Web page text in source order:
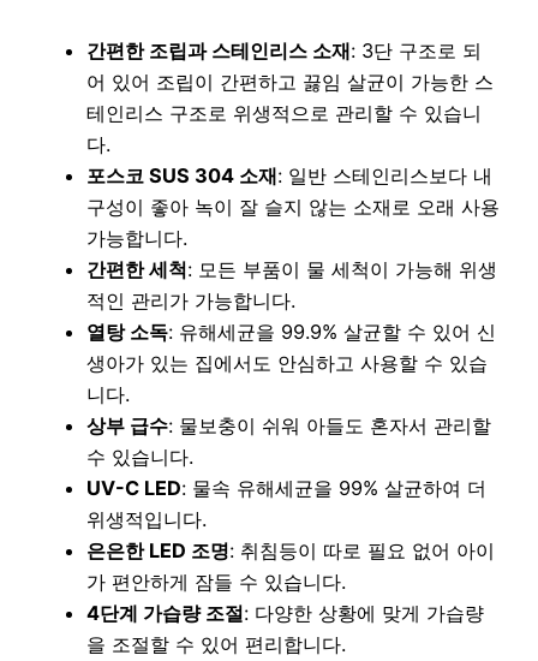
간편한 조립과 스테인리스 소재: 3단 구조로 되
어 있어 조립이 간편하고 끓임 살균이 가능한 스
테인리스 구조로 위생적으로 관리할 수 있습니
다.
포스코 SUS 304 소재: 일반 스테인리스보다 내
구성이 좋아 녹이 잘 슬지 않는 소재로 오래 사용
가능합니다.
간편한 세척: 모든 부품이 물 세척이 가능해 위생
적인 관리가 가능합니다.
열탕 소독: 유해세균을 99.9% 살균할 수 있어 신
생아가 있는 집에서도 안심하고 사용할 수 있습
니다.
상부 급수: 물보충이 쉬워 아들도 혼자서 관리할
수 있습니다.
UV-C LED: 물속 유해세균을 99% 살균하여 더
위생적입니다.
은은한 LED 조명: 취침등이 따로 필요 없어 아이
가 편안하게 잠들 수 있습니다.
4단계 가습량 조절: 다양한 상황에 맞게 가습량
을 조절할 수 있어 편리합니다.